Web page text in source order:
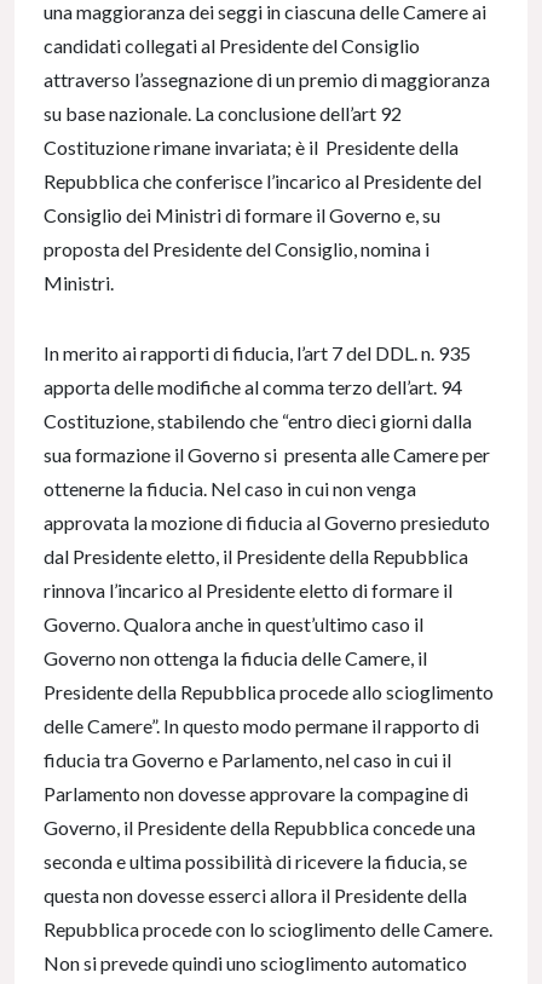
una maggioranza dei seggi in ciascuna delle Camere ai
candidati collegati al Presidente del Consiglio
attraverso l’assegnazione di un premio di maggioranza
su base nazionale. La conclusione dell’art 92
Costituzione rimane invariata; è il Presidente della
Repubblica che conferisce l’incarico al Presidente del
Consiglio dei Ministri di formare il Governo e, su
proposta del Presidente del Consiglio, nomina i
Ministri.
In merito ai rapporti di fiducia, l’art 7 del DDL. n. 935
apporta delle modifiche al comma terzo dell’art. 94
Costituzione, stabilendo che “entro dieci giorni dalla
sua formazione il Governo si presenta alle Camere per
ottenerne la fiducia. Nel caso in cui non venga
approvata la mozione di fiducia al Governo presieduto
dal Presidente eletto, il Presidente della Repubblica
rinnova l’incarico al Presidente eletto di formare il
Governo. Qualora anche in quest’ultimo caso il
Governo non ottenga la fiducia delle Camere, il
Presidente della Repubblica procede allo scioglimento
delle Camere”. In questo modo permane il rapporto di
fiducia tra Governo e Parlamento, nel caso in cui il
Parlamento non dovesse approvare la compagine di
Governo, il Presidente della Repubblica concede una
seconda e ultima possibilità di ricevere la fiducia, se
questa non dovesse esserci allora il Presidente della
Repubblica procede con lo scioglimento delle Camere.
Non si prevede quindi uno scioglimento automatico